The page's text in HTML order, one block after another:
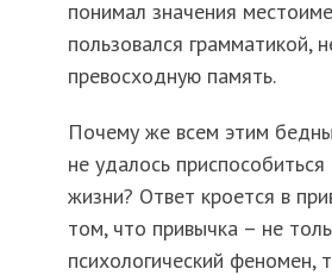
понимал значения
пользовался грамматикой,
превосходную память.
Почему же всем этим
не удалось
жизни? Ответ кроется в
том, что привычка – не
психологический феномен,